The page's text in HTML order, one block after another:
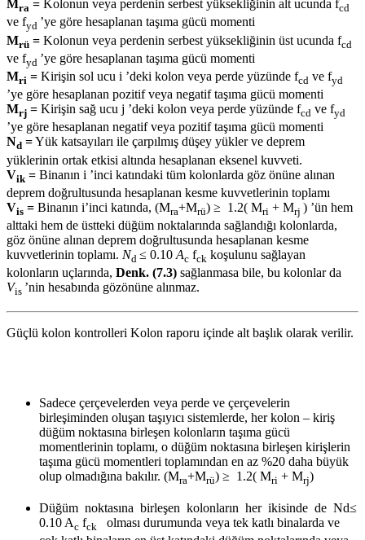
Mra = Kolonun veya perdenin serbest yüksekliğinin alt ucunda fcd
ve fyd ’ye göre hesaplanan taşıma gücü momenti
Mrü = Kolonun veya perdenin serbest yüksekliğinin üst ucunda fcd
ve fyd ’ye göre hesaplanan taşıma gücü momenti
Mri = Kirişin sol ucu i ’deki kolon veya perde yüzünde fcd ve fyd
’ye göre hesaplanan pozitif veya negatif taşıma gücü momenti
Mrj = Kirişin sağ ucu j ’deki kolon veya perde yüzünde fcd ve fyd
’ye göre hesaplanan negatif veya pozitif taşıma gücü momenti
Nd =Yük katsayıları ile çarpılmış düşey yükler ve deprem
yüklerinin ortak etkisi altında hesaplanan eksenel kuvveti.
Vik = Binanın i ’inci katındaki tüm kolonlarda göz önüne alınan
deprem doğrultusunda hesaplanan kesme kuvvetlerinin toplamı
Vis = Binanın i’inci katında, (Mra+Mrü) ≥ 1.2( Mri + Mrj ) ’ün hem
alttaki hem de üstteki düğüm noktalarında sağlandığı kolonlarda,
göz önüne alınan deprem doğrultusunda hesaplanan kesme
kuvvetlerinin toplamı. Nd ≤ 0.10 Ac fck koşulunu sağlayan
kolonların uçlarında, Denk. (7.3) sağlanmasa bile, bu kolonlar da
Vis ’nin hesabında gözönüne alınmaz.
Güçlü kolon kontrolleri Kolon raporu içinde alt başlık olarak verilir.
Sadece çerçevelerden veya perde ve çerçevelerin
birleşiminden oluşan taşıyıcı sistemlerde, her kolon – kiriş
düğüm noktasına birleşen kolonların taşıma gücü
momentlerinin toplamı, o düğüm noktasına birleşen kirişlerin
taşıma gücü momentleri toplamından en az %20 daha büyük
olup olmadığına bakılır. (Mra+Mrü) ≥ 1.2( Mri + Mrj)
Düğüm noktasına birleşen kolonların her ikisinde de Nd≤
0.10 Ac fck
olması durumunda veya tek katlı binalarda ve